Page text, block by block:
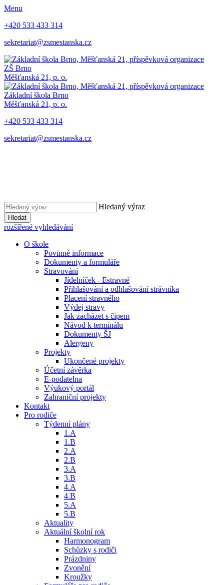
Menu
+420 533 433 314
sekretariat@zsmestanska.cz
ZŠ Brno
Měšťanská 21, p. o.
Základní škola Brno
Měšťanská 21, p. o.
+420 533 433 314
sekretariat@zsmestanska.cz
Hledaný výraz
Hledat
rozšířené vyhledávání
O škole
Povinné informace
Dokumenty a formuláře
Stravování
Jídelníček - Estravné
Přihlašování a odhlašování strávníka
Placení stravného
Výdej stravy
Jak zacházet s čipem
Návod k terminálu
Dokumenty ŠJ
Alergeny
Projekty
Ukončené projekty
Účetní závěrka
E-podatelna
Výukový portál
Zahraniční projekty
Kontakt
Pro rodiče
Týdenní plány
1.A
1.B
2.A
2.B
3.A
3.B
4.A
4.B
5.A
5.B
Aktuality
Aktuální školní rok
Harmonogram
Schůzky s rodiči
Prázdniny
Zvonění
Kroužky